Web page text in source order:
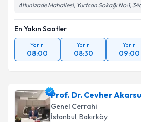
Altunizade Mahallesi, Yurtcan Sokağı No:1,
En Yakın Saatler
Yarın
08:00
Yarın
08:30
Yarın
09:00
Prof. Dr. Cevher Akarsu
Genel Cerrahi
İstanbul, Bakırköy